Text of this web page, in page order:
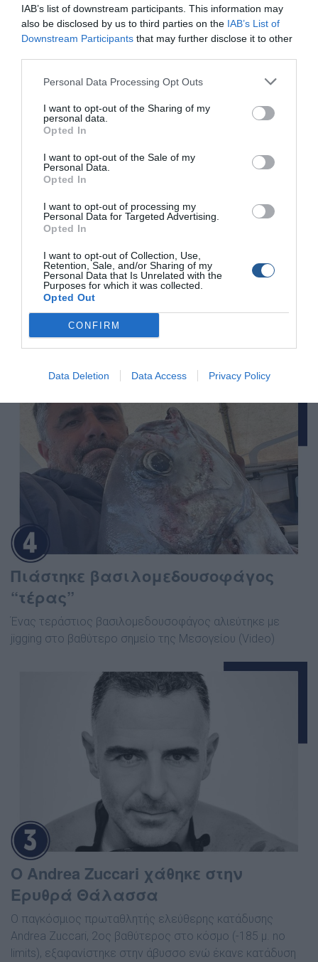
IAB’s list of downstream participants. This information may
also be disclosed by us to third parties on the IAB’s List of
Downstream Participants that may further disclose it to other
Personal Data Processing Opt Outs
I want to opt-out of the Sharing of my
personal data.
Opted In
I want to opt-out of the Sale of my
Personal Data.
Opted In
I want to opt-out of processing my
Personal Data for Targeted Advertising.
Opted In
I want to opt-out of Collection, Use,
Retention, Sale, and/or Sharing of my
Personal Data that Is Unrelated with the
Purposes for which it was collected.
Opted Out
CONFIRM
Data Deletion Data Access Privacy Policy
Επανέρχονται οι Ερασιτεχνικές
Άδειες Αλιείας
Ο Υπουργός Αγροτικής Ανάπτυξης και Τροφίμων
Λευτέρης Αυγενάκης, συμφωνεί σε πρόταση
επαγγελματιών αλιέων να επανέλθει το προηγούμενο
καθεστώς σε ότι αφορά τις άδειες ερασιτεχνικής
αλιείας, ατομικές και σκάφους.
Πιάστηκε βασιλομεδουσοφάγος
“τέρας”
Ένας τεράστιος βασιλομεδουσοφάγος αλιεύτηκε με
jigging στο βαθύτερο σημείο της Μεσογείου (Video)
O Andrea Zuccari χάθηκε στην
Ερυθρά Θάλασσα
Ο παγκόσμιος πρωταθλητής ελεύθερης κατάδυσης
Andrea Zuccari, 2ος βαθύτερος στο κόσμο (-185 μ. no
limits), εξαφανίστηκε στην άβυσσο ενώ έκανε κατάδυση